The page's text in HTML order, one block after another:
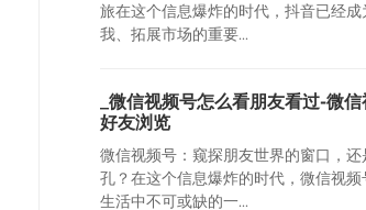
旅在这个信息爆炸的时代，抖音已经成
我、拓展市场的重要...
_微信视频号怎么看朋友看过-微
好友浏览
微信视频号：窥探朋友世界的窗口，
孔？在这个信息爆炸的时代，微信视频
生活中不可或缺的一...